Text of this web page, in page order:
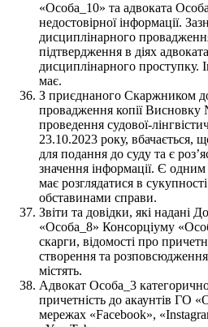
«Особа_10» та адвоката
недостовірної інформації.
дисциплінарного
підтвердження в діях
дисциплінарного проступку.
має.
З приєднаного Скаржником
провадження копії Висновку
проведення судової-
23.10.2023 року, вбачається,
для подання до суду та є
значення інформації. Є одним
має розглядатися в
обставинами справи.
Звіти та довідки, які надані
«Особа_8» Консорціуму
скарги, відомості про
створення та
містять.
Адвокат Особа_3
причетність до акаунтів ГО
мережах «Facebook»,